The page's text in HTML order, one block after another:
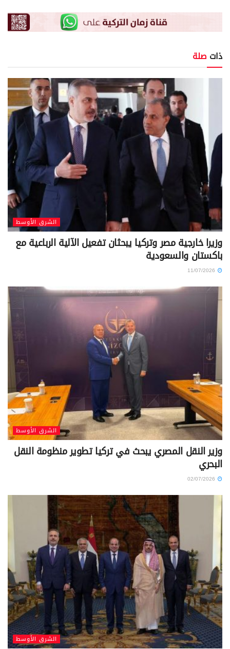
ذات صلة
الشرق الأوسط
وزيرا خارجية مصر وتركيا يبحثان تفعيل الآلية الرباعية مع
باكستان والسعودية
الشرق الأوسط
وزير النقل المصري يبحث في تركيا تطوير منظومة النقل
البحري
الشرق الأوسط